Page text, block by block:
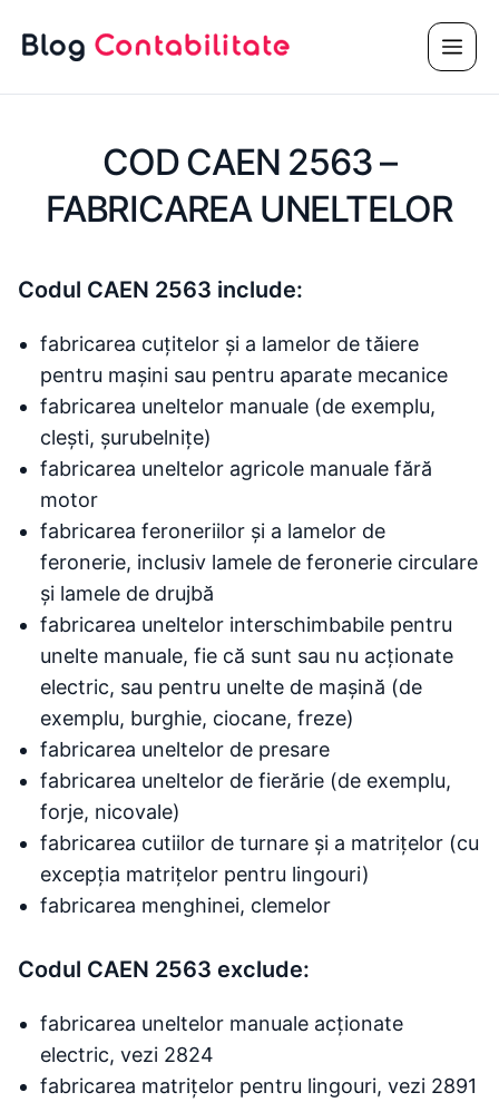
COD CAEN 2563 –
FABRICAREA UNELTELOR
Codul CAEN 2563 include:
fabricarea cuțitelor și a lamelor de tăiere
pentru mașini sau pentru aparate mecanice
fabricarea uneltelor manuale (de exemplu,
clești, șurubelnițe)
fabricarea uneltelor agricole manuale fără
motor
fabricarea feroneriilor și a lamelor de
feronerie, inclusiv lamele de feronerie circulare
și lamele de drujbă
fabricarea uneltelor interschimbabile pentru
unelte manuale, fie că sunt sau nu acționate
electric, sau pentru unelte de mașină (de
exemplu, burghie, ciocane, freze)
fabricarea uneltelor de presare
fabricarea uneltelor de fierărie (de exemplu,
forje, nicovale)
fabricarea cutiilor de turnare și a matrițelor (cu
excepția matrițelor pentru lingouri)
fabricarea menghinei, clemelor
Codul CAEN 2563 exclude:
fabricarea uneltelor manuale acționate
electric, vezi 2824
fabricarea matrițelor pentru lingouri, vezi 2891